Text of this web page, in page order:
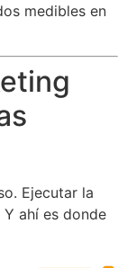
medibles en
Ejecutar la
ahí es donde